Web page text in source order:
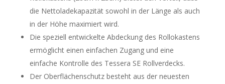
die Nettoladekapazität sowohl in der Länge als auch
in der Höhe maximiert wird.
Die speziell entwickelte Abdeckung des Rollokastens
ermöglicht einen einfachen Zugang und eine
einfache Kontrolle des Tessera SE Rollverdecks.
Der Oberflächenschutz besteht aus der neuesten